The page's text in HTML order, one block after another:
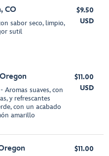
CO
sabor seco, limpio,
sutil
$9.50
USD
suaves, con
y refrescantes
con un acabado
amarillo
$11.00
USD
$11.00